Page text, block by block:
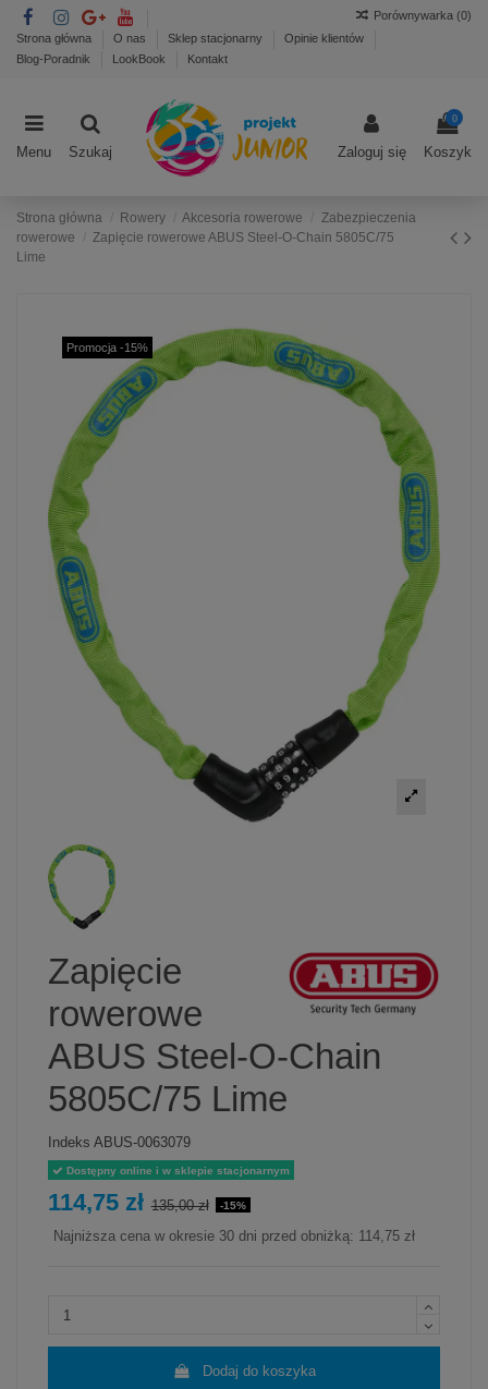
Strona główna O nas Sklep stacjonarny
Opinie klientów
Blog-Poradnik
LookBook Kontakt
Porównywarka (0)
Menu Szukaj Zaloguj się
0
Koszyk
Strona główna Rowery Akcesoria rowerowe
Zabezpieczenia
rowerowe
Zapięcie rowerowe ABUS Steel-O-Chain 5805C/75
Lime
Promocja -15%
Zapięcie
rowerowe
ABUS Steel-O-Chain
5805C/75 Lime
Indeks ABUS-0063079
Dostępny online i w sklepie stacjonarnym
114,75 zł 135,00 zł -15%
Najniższa cena w okresie 30 dni przed obniżką: 114,75 zł
Dodaj do koszyka